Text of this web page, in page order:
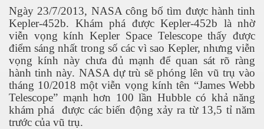
Ngày 23/7/2013, NASA công bố tìm được hành tinh
Kepler-452b. Khám phá được Kepler-452b là nhờ
viễn vọng kính Kepler Space Telescope thấy được
điểm sáng nhất trong số các vì sao Kepler, nhưng viễn
vọng kính này chưa đủ mạnh để quan sát rõ ràng
hành tinh này. NASA dự trù sẽ phóng lên vũ trụ vào
tháng 10/2018 một viễn vọng kính tên “James Webb
Telescope” mạnh hơn 100 lần Hubble có khả năng
khám phá
được các biến động xảy ra từ 13,5 tỉ năm
trước của vũ trụ.
... P2